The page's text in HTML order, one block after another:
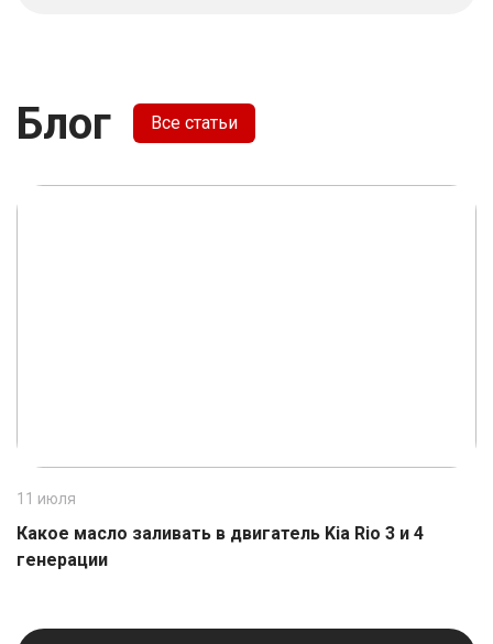
Блог Все статьи
11 июля
Какое масло заливать в двигатель Kia Rio 3 и 4
генерации